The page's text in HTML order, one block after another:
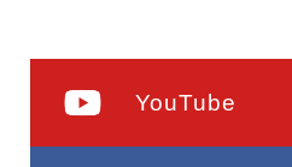
YouTube